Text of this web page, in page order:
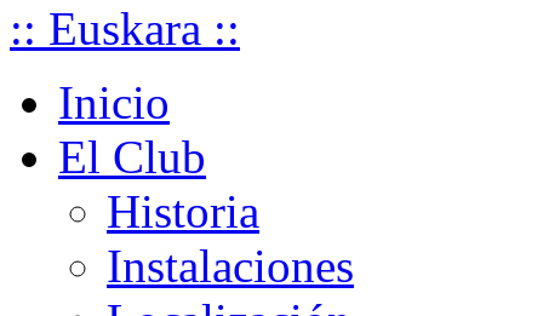
:: Euskara ::
Inicio
El Club
Historia
Instalaciones